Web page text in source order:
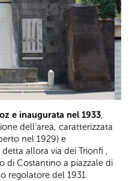
e inaugurata nel 1933,
dell’area, caratterizzata
nel 1929) e
allora via dei Trionfi ,
di Costantino a piazzale di
regolatore del 1931.